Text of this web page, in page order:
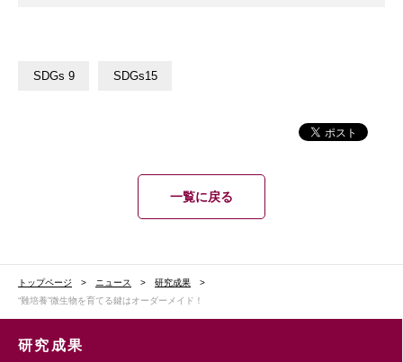
SDGs 9 SDGs15
一覧に戻る
トップページ ニュース
研究成果
“難培養”微生物を育てる鍵はオーダーメイド！
研究成果